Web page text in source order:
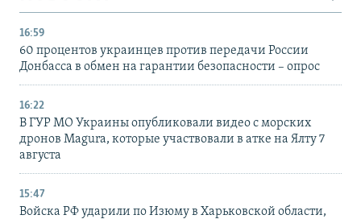
16:59
60 процентов украинцев против передачи России
Донбасса в обмен на гарантии безопасности – опрос
16:22
В ГУР МО Украины опубликовали видео с морских
дронов Magura, которые участвовали в атке на Ялту 7
августа
15:47
Войска РФ ударили по Изюму в Харьковской области,